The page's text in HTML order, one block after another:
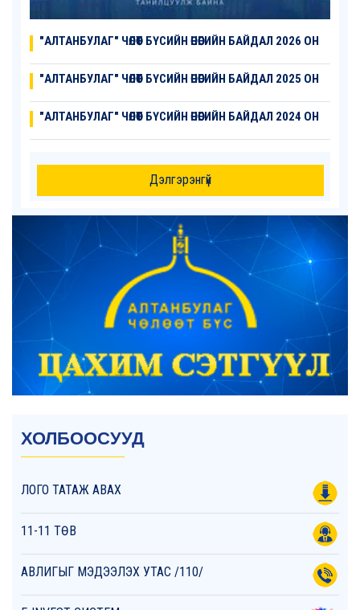
"АЛТАНБУЛАГ" ЧӨЛӨӨТ БҮСИЙН ӨНӨӨГИЙН БАЙДАЛ 2026 ОН
"АЛТАНБУЛАГ" ЧӨЛӨӨТ БҮСИЙН ӨНӨӨГИЙН БАЙДАЛ 2025 ОН
"АЛТАНБУЛАГ" ЧӨЛӨӨТ БҮСИЙН ӨНӨӨГИЙН БАЙДАЛ 2024 ОН
Дэлгэрэнгүй
ХОЛБООСУУД
ЛОГО ТАТАЖ АВАХ
11-11 ТӨВ
АВЛИГЫГ МЭДЭЭЛЭХ УТАС /110/